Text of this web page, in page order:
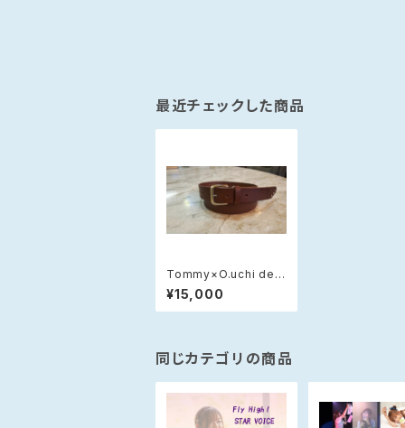
最近チェックした商品
Tommy×O.uchi desi
gns レザーベルト 3
㎝幅
¥15,000
同じカテゴリの商品